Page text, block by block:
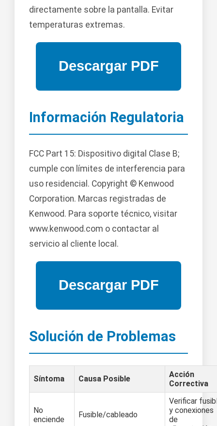
directamente sobre la pantalla. Evitar
temperaturas extremas.
Información Regulatoria
FCC Part 15: Dispositivo digital Clase B;
cumple con límites de interferencia para
uso residencial. Copyright © Kenwood
Corporation. Marcas registradas de
Kenwood. Para soporte técnico, visitar
www.kenwood.com o contactar al
servicio al cliente local.
Solución de Problemas
Síntoma Causa Posible
Acción
Correctiva
No
enciende
Fusible/cableado
Verificar
y conexiones
de